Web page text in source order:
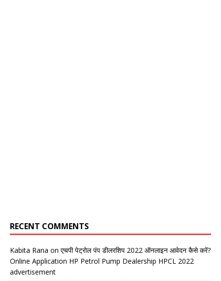
RECENT COMMENTS
Kabita Rana on एचपी पेट्रोल पंप डीलरशिप 2022 ऑनलाइन आवेदन कैसे करें?
Online Application HP Petrol Pump Dealership HPCL 2022
advertisement